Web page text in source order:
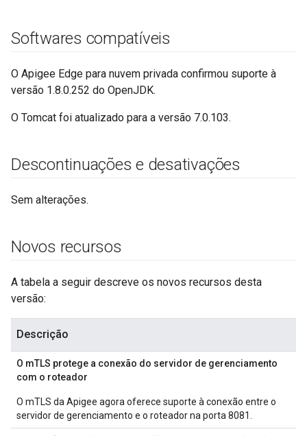
Softwares compatíveis
O Apigee Edge para nuvem privada confirmou suporte à
versão 1.8.0.252 do OpenJDK.
O Tomcat foi atualizado para a versão 7.0.103.
Descontinuações e desativações
Sem alterações.
Novos recursos
A tabela a seguir descreve os novos recursos desta
versão:
Descrição
O mTLS protege a conexão do servidor de gerenciamento
com o roteador
O mTLS da Apigee agora oferece suporte à conexão entre o
servidor de gerenciamento e o roteador na porta 8081.